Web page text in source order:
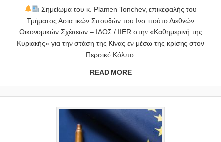
Σημείωμα του κ. Plamen Tonchev, επικεφαλής του
Τμήματος Ασιατικών Σπουδών του Ινστιτούτο Διεθνών
Οικονομικών Σχέσεων – ΙΔΟΣ / IIER στην «Καθημερινή της
Κυριακής» για την στάση της Κίνας εν μέσω της κρίσης στον
Περσικό Κόλπο.
READ MORE